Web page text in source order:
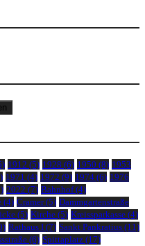
1912 (5) 1928 (6) 1950 (8) 1953
1971 (4) 1972 (9) 1974 (6) 1976
2022 (7) Bahnhof(4)
(4) Cramer(5) Dammgartenstraße
(5) Kirche (5) Kreissparkasse (4)
Rathaus I (7) Sankt Pankratius (11)
(6) Spittaplatz (17)